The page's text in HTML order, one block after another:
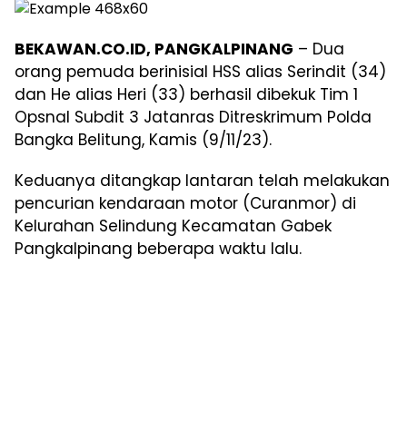
BEKAWAN.CO.ID, PANGKALPINANG – Dua
orang pemuda berinisial HSS alias Serindit (34)
dan He alias Heri (33) berhasil dibekuk Tim 1
Opsnal Subdit 3 Jatanras Ditreskrimum Polda
Bangka Belitung, Kamis (9/11/23).
Keduanya ditangkap lantaran telah melakukan
pencurian kendaraan motor (Curanmor) di
Kelurahan Selindung Kecamatan Gabek
Pangkalpinang beberapa waktu lalu.